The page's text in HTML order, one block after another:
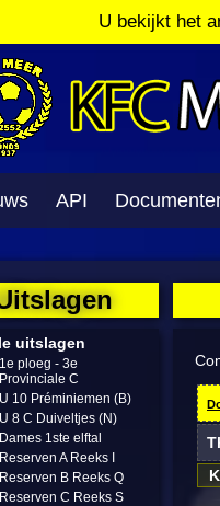
U bekijkt het
API
uitslagen
1e ploeg - 3e
Provinciale C
U 10 Préminiemen (B)
U 8 C Duiveltjes (N)
Dames 1ste elftal
Reserven A Reeks I
Reserven B Reeks Q
Reserven C Reeks S